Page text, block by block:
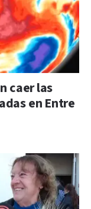
caer las
en Entre